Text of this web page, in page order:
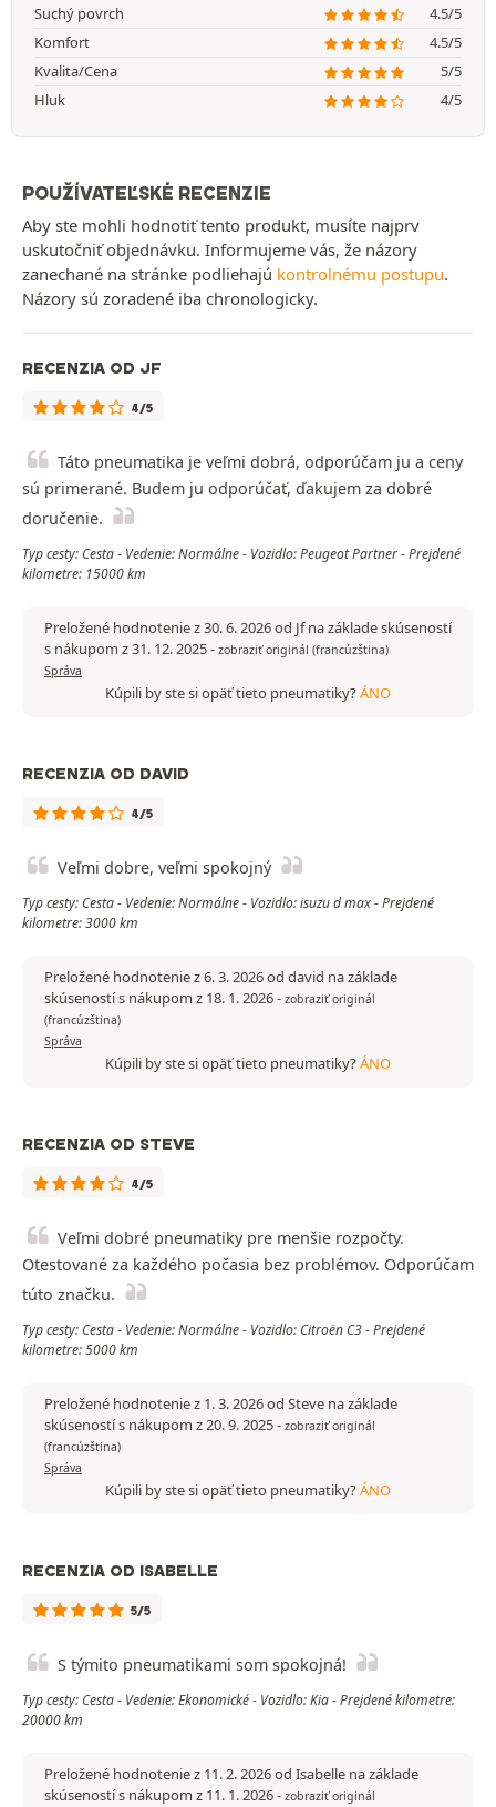
Suchý povrch
4.5/5
Komfort
4.5/5
Kvalita/Cena
5/5
Hluk
4/5
POUŽÍVATEĽSKÉ RECENZIE
Aby ste mohli hodnotiť tento produkt, musíte najprv
uskutočniť objednávku. Informujeme vás, že názory
zanechané na stránke podliehajú kontrolnému postupu.
Názory sú zoradené iba chronologicky.
RECENZIA OD JF
4/5
Táto pneumatika je veľmi dobrá, odporúčam ju a ceny
sú primerané. Budem ju odporúčať, ďakujem za dobré
doručenie.
Typ cesty: Cesta - Vedenie: Normálne - Vozidlo: Peugeot Partner - Prejdené
kilometre: 15000 km
Preložené hodnotenie z 30. 6. 2026 od Jf na základe skúseností
s nákupom z 31. 12. 2025- zobraziť originál (francúzština)
Správa
Kúpili by ste si opäť tieto pneumatiky?ÁNO
RECENZIA OD DAVID
4/5
Veľmi dobre, veľmi spokojný
Typ cesty: Cesta - Vedenie: Normálne - Vozidlo: isuzu d max - Prejdené
kilometre: 3000 km
Preložené hodnotenie z 6. 3. 2026 od david na základe
skúseností s nákupom z 18. 1. 2026- zobraziť originál
(francúzština)
Správa
Kúpili by ste si opäť tieto pneumatiky?ÁNO
RECENZIA OD STEVE
4/5
Veľmi dobré pneumatiky pre menšie rozpočty.
Otestované za každého počasia bez problémov. Odporúčam
túto značku.
Typ cesty: Cesta - Vedenie: Normálne - Vozidlo: Citroën C3 - Prejdené
kilometre: 5000 km
Preložené hodnotenie z 1. 3. 2026 od Steve na základe
skúseností s nákupom z 20. 9. 2025- zobraziť originál
(francúzština)
Správa
Kúpili by ste si opäť tieto pneumatiky?ÁNO
RECENZIA OD ISABELLE
5/5
S týmito pneumatikami som spokojná!
Typ cesty: Cesta - Vedenie: Ekonomické - Vozidlo: Kia - Prejdené kilometre:
20000 km
Preložené hodnotenie z 11. 2. 2026 od Isabelle na základe
skúseností s nákupom z 11. 1. 2026- zobraziť originál